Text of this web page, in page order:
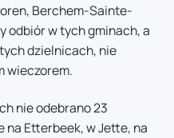
Berchem-Sainte-
odbiór w tych gminach, a
dzielnicach, nie
wieczorem.
nie odebrano 23
na Etterbeek, w Jette, na